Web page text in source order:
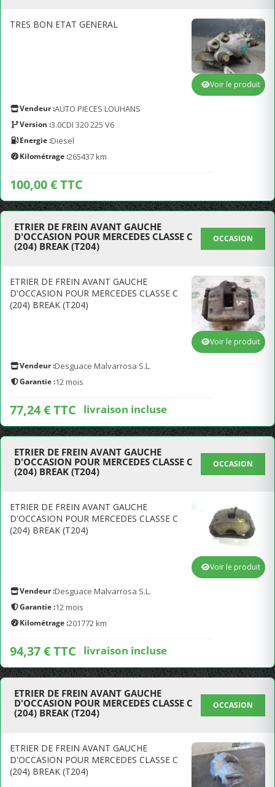
TRES BON ETAT GENERAL
Vendeur :AUTO PIECES LOUHANS
Version :3.0CDI 320 225 V6
Energie :Diesel
Kilométrage :265437 km
100,00 € TTC
Voir le produit
ETRIER DE FREIN AVANT GAUCHE
D'OCCASION POUR MERCEDES CLASSE C
(204) BREAK (T204)
OCCASION
ETRIER DE FREIN AVANT GAUCHE
D'OCCASION POUR MERCEDES CLASSE C
(204) BREAK (T204)
Vendeur :Desguace Malvarrosa S.L.
Garantie :12 mois
77,24 € TTC livraison incluse
Voir le produit
ETRIER DE FREIN AVANT GAUCHE
D'OCCASION POUR MERCEDES CLASSE C
(204) BREAK (T204)
OCCASION
ETRIER DE FREIN AVANT GAUCHE
D'OCCASION POUR MERCEDES CLASSE C
(204) BREAK (T204)
Vendeur :Desguace Malvarrosa S.L.
Garantie :12 mois
Kilométrage :201772 km
94,37 € TTC livraison incluse
Voir le produit
ETRIER DE FREIN AVANT GAUCHE
D'OCCASION POUR MERCEDES CLASSE C
(204) BREAK (T204)
OCCASION
ETRIER DE FREIN AVANT GAUCHE
D'OCCASION POUR MERCEDES CLASSE C
(204) BREAK (T204)